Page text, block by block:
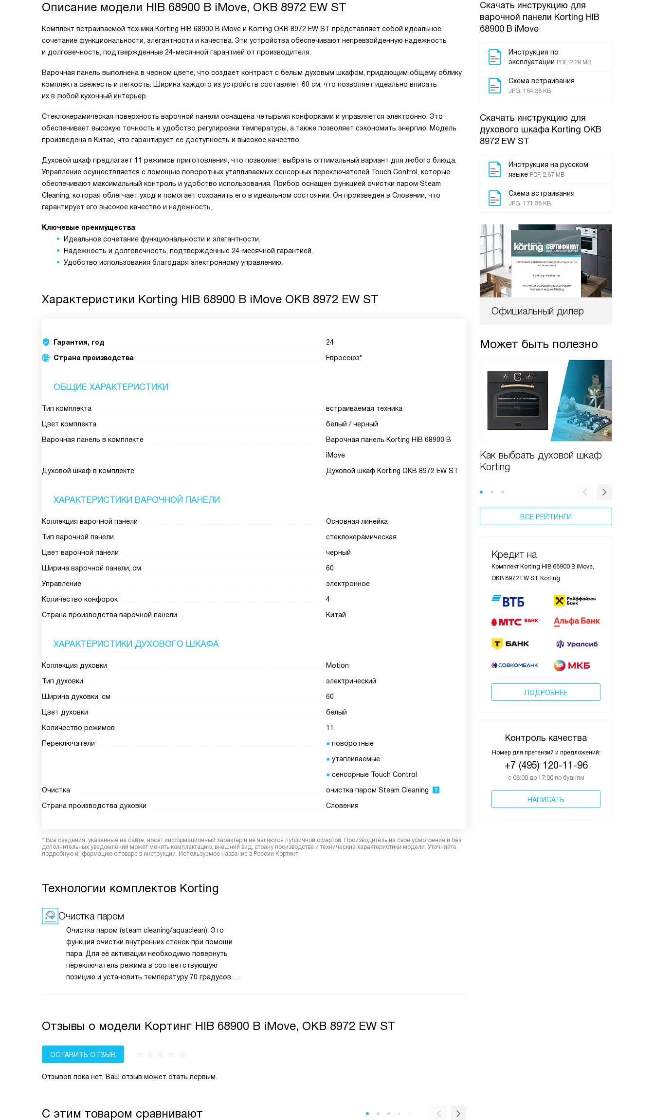
Скачать инструкцию для
варочной панели Korting HIB
68900 B iMove
Инструкция по
эксплуатации PDF, 2.29 MB
Схема встраивания
JPG, 164.38 KB
Скачать инструкцию для
духового шкафа Korting OKB
8972 EW ST
Инструкция на русском
языке PDF, 2.87 MB
Схема встраивания
JPG, 171.38 KB
Официальный дилер
Может быть полезно
Как выбрать духовой шкаф
Korting
ВСЕ РЕЙТИНГИ
Кредит на
Комплект Korting HIB 68900 B iMove,
OKB 8972 EW ST Korting
ПОДРОБНЕЕ
Контроль качества
Номер для претензий и предложений:
+7 (495) 120-11-96
с 08:00 до 17:00 по будням
НАПИСАТЬ
Описание модели HIB 68900 B iMove, OKB 8972 EW ST
Комплект встраиваемой техники Korting HIB 68900 B iMove и Korting OKB 8972 EW ST представляет собой идеальное
сочетание функциональности, элегантности и качества. Эти устройства обеспечивают непревзойденную надежность
и долговечность, подтвержденные 24-месячной гарантией от производителя.
Варочная панель выполнена в черном цвете, что создает контраст с белым духовым шкафом, придающим общему облику
комплекта свежесть и легкость. Ширина каждого из устройств составляет 60 см, что позволяет идеально вписать
их в любой кухонный интерьер.
Стеклокерамическая поверхность варочной панели оснащена четырьмя конфорками и управляется электронно. Это
обеспечивает высокую точность и удобство регулировки температуры, а также позволяет сэкономить энергию. Модель
произведена в Китае, что гарантирует ее доступность и высокое качество.
Духовой шкаф предлагает 11 режимов приготовления, что позволяет выбрать оптимальный вариант для любого блюда.
Управление осуществляется с помощью поворотных утапливаемых сенсорных переключателей Touch Control, которые
обеспечивают максимальный контроль и удобство использования. Прибор оснащен функцией очистки паром Steam
Cleaning, которая облегчает уход и помогает сохранить его в идеальном состоянии. Он произведен в Словении, что
гарантирует его высокое качество и надежность.
Ключевые преимущества
Идеальное сочетание функциональности и элегантности.
Надежность и долговечность, подтвержденные 24-месячной гарантией.
Удобство использования благодаря электронному управлению.
Характеристики Korting HIB 68900 B iMove OKB 8972 EW ST
Гарантия, год
24
Страна производства
Евросоюз*
ОБЩИЕ ХАРАКТЕРИСТИКИ
Тип комплекта
встраиваемая техника
Цвет комплекта
белый / черный
Варочная панель в комплекте
Варочная панель Korting HIB 68900 B
iMove
Духовой шкаф в комплекте
Духовой шкаф Korting OKB 8972 EW ST
ХАРАКТЕРИСТИКИ ВАРОЧНОЙ ПАНЕЛИ
Коллекция варочной панели
Основная линейка
Тип варочной панели
стеклокерамическая
Цвет варочной панели
черный
Ширина варочной панели, см
60
Управление
электронное
Количество конфорок
4
Страна производства варочной панели
Китай
ХАРАКТЕРИСТИКИ ДУХОВОГО ШКАФА
Коллекция духовки
Motion
Тип духовки
электрический
Ширина духовки, см
60
Цвет духовки
белый
Количество режимов
11
Переключатели
поворотные
утапливаемые
сенсорные Touch Control
Очистка
очистка паром Steam Cleaning
Страна производства духовки
Словения
* Все сведения, указанные на сайте, носят информационный характер и не являются публичной офертой. Производитель на свое усмотрение и без
дополнительных уведомлений может менять комплектацию, внешний вид, страну производства и технические характеристики модели. Уточняйте
подробную информацию о товаре в инструкции. Используемое название в России Кортинг
Технологии комплектов Korting
Очистка паром
Очистка паром (steam cleaning/aquaclean). Это
функция очистки внутренних стенок при помощи
пара. Для её активации необходимо повернуть
переключатель режима в соответствующую
позицию и установить температуру 70 градусов.
Отзывы о модели Кортинг HIB 68900 B iMove, OKB 8972 EW ST
ОСТАВИТЬ ОТЗЫВ
Отзывов пока нет, Ваш отзыв может стать первым.
С этим товаром сравнивают